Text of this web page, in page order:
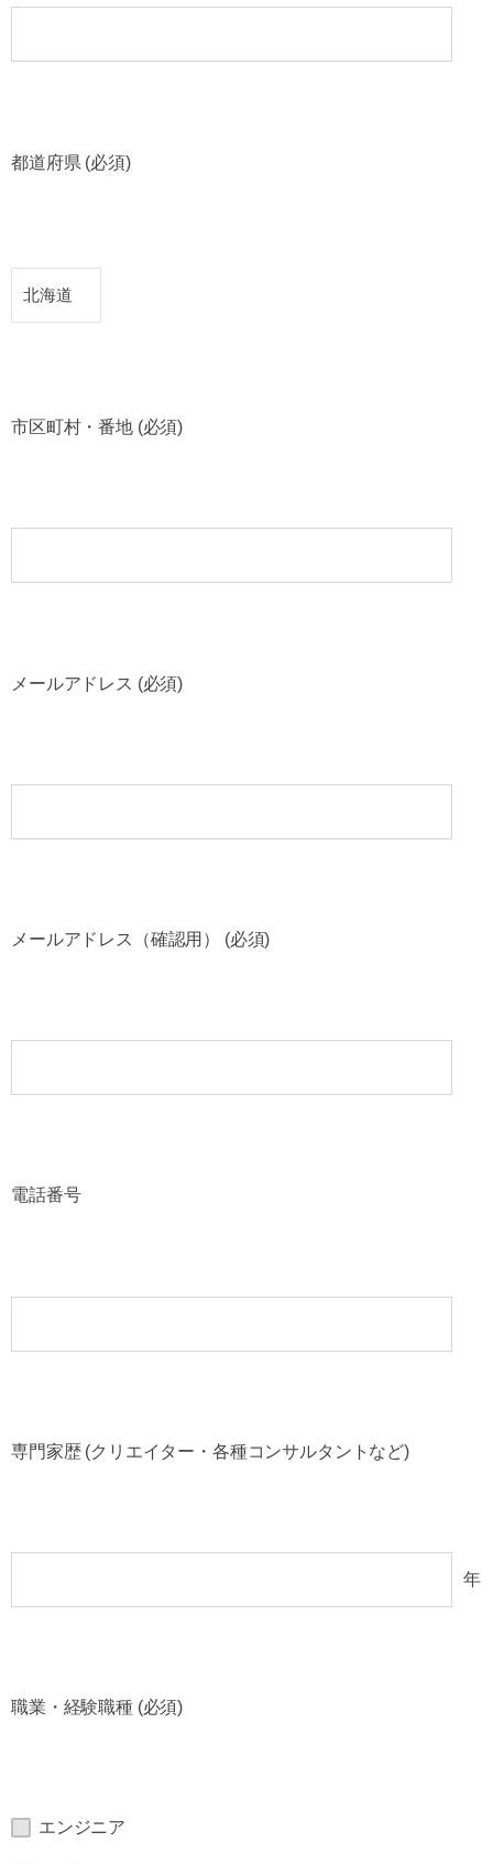
都道府県 (必須)
市区町村・番地 (必須)
メールアドレス (必須)
メールアドレス（確認用） (必須)
電話番号
専門家歴 (クリエイター・各種コンサルタントなど)
年
職業・経験職種 (必須)
エンジニア